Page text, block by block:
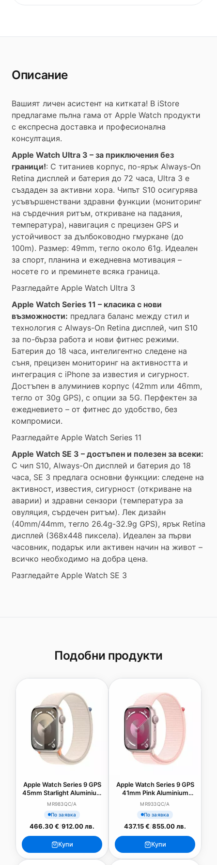
Описание
Вашият личен асистент на китката! В iStore
предлагаме пълна гама от Apple Watch продукти
с експресна доставка и професионална
консултация.
Apple Watch Ultra 3 – за приключения без
граници!: С титаниев корпус, по-ярък Always-On
Retina дисплей и батерия до 72 часа, Ultra 3 е
създаден за активни хора. Чипът S10 осигурява
усъвършенствани здравни функции (мониторинг
на сърдечния ритъм, откриване на падания,
температура), навигация с прецизен GPS и
устойчивост за дълбоководно гмуркане (до
100m). Размер: 49mm, тегло около 61g. Идеален
за спорт, планина и ежедневна мотивация –
носете го и преминете всяка граница.
Разгледайте Apple Watch Ultra 3
Apple Watch Series 11 – класика с нови
възможности: предлага баланс между стил и
технология с Always-On Retina дисплей, чип S10
за по-бърза работа и нови фитнес режими.
Батерия до 18 часа, интелигентно следене на
съня, прецизен мониторинг на активността и
интеграция с iPhone за известия и сигурност.
Достъпен в алуминиев корпус (42mm или 46mm,
тегло от 30g GPS), с опции за 5G. Перфектен за
ежедневието – от фитнес до удобство, без
компромиси.
Разгледайте Apple Watch Series 11
Apple Watch SE 3 – достъпен и полезен за всеки:
С чип S10, Always-On дисплей и батерия до 18
часа, SE 3 предлага основни функции: следене на
активност, известия, сигурност (откриване на
аварии) и здравни сензори (температура за
овуляция, сърдечен ритъм). Лек дизайн
(40mm/44mm, тегло 26.4g-32.9g GPS), ярък Retina
дисплей (368x448 пиксела). Идеален за първи
часовник, подарък или активен начин на живот –
всичко необходимо на добра цена.
Разгледайте Apple Watch SE 3
Подобни продукти
Apple Watch Series 9 GPS
45mm Starlight Aluminium
Case with Starlight Sport
Loop
MR983QC/A
По заявка
466.30 €/912.00 лв.
Купи
Apple Watch Series 9 GPS
41mm Pink Aluminium
Case with Light Pink Sport
Band - S/M
MR933QC/A
По заявка
437.15 €/855.00 лв.
Купи